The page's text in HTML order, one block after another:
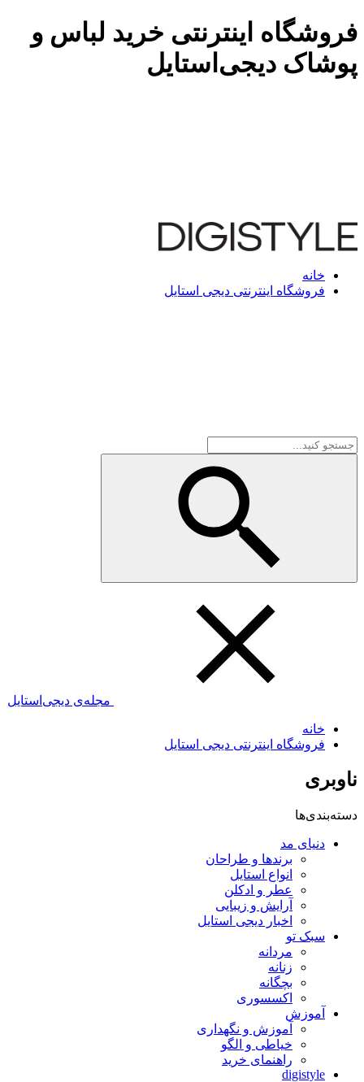
فروشگاه اینترنتی خرید لباس و
پوشاک دیجی‌استایل
خانه
فروشگاه اینترنتی دیجی استایل
مجله‌ی دیجی‌استایل
خانه
فروشگاه اینترنتی دیجی استایل
ناوبری
دسته‌بندی‌ها
دنیای مد
برندها و طراحان
انواع استایل
عطر و ادکلن
آرایش و زیبایی
اخبار دیجی استایل
سبک تو
مردانه
زنانه
بچگانه
اکسسوری
آموزش
آموزش و نگهداری
خیاطی و الگو
راهنمای خرید
digistyle